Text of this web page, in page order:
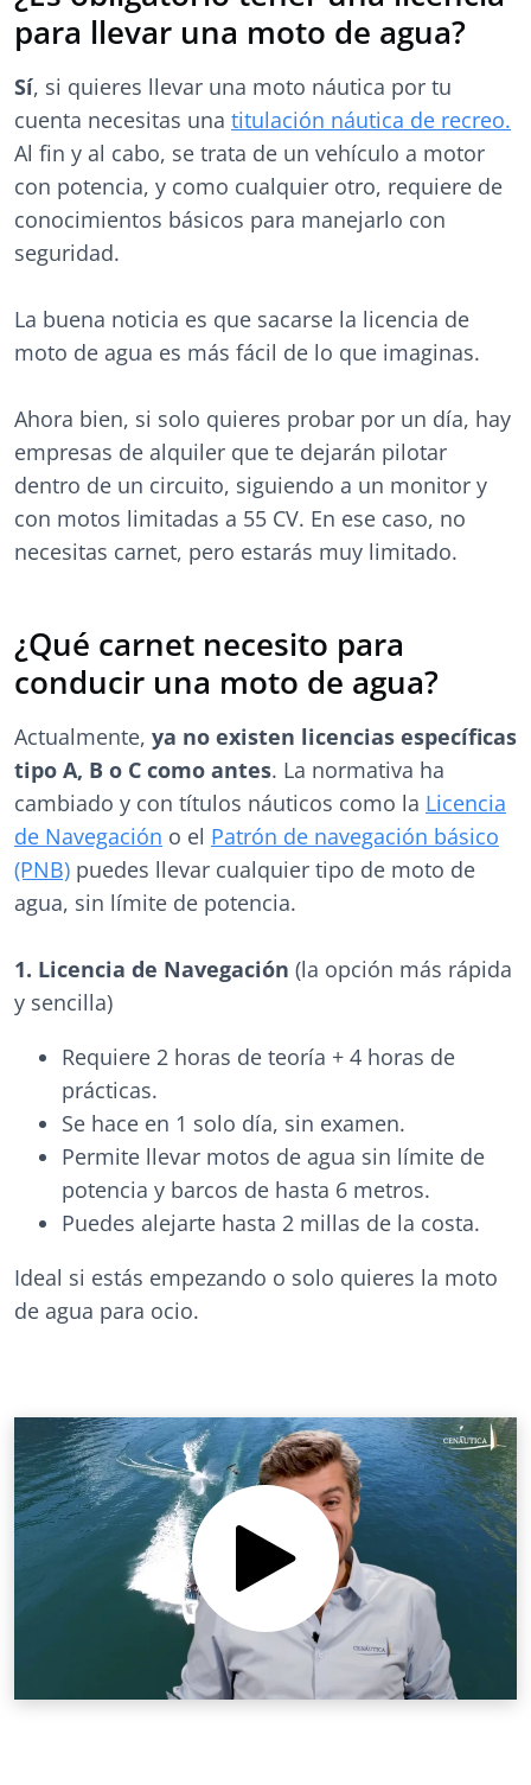
para llevar una moto de agua?
Sí, si quieres llevar una moto náutica por tu
cuenta necesitas una titulación náutica de recreo.
Al fin y al cabo, se trata de un vehículo a motor
con potencia, y como cualquier otro, requiere de
conocimientos básicos para manejarlo con
seguridad.
La buena noticia es que sacarse la licencia de
moto de agua es más fácil de lo que imaginas.
Ahora bien, si solo quieres probar por un día, hay
empresas de alquiler que te dejarán pilotar
dentro de un circuito, siguiendo a un monitor y
con motos limitadas a 55 CV. En ese caso, no
necesitas carnet, pero estarás muy limitado.
¿Qué carnet necesito para
conducir una moto de agua?
Actualmente, ya no existen licencias específicas
tipo A, B o C como antes. La normativa ha
cambiado y con títulos náuticos como la Licencia
de Navegación o el Patrón de navegación básico
(PNB) puedes llevar cualquier tipo de moto de
agua, sin límite de potencia.
1. Licencia de Navegación (la opción más rápida
y sencilla)
Requiere 2 horas de teoría + 4 horas de
prácticas.
Se hace en 1 solo día, sin examen.
Permite llevar motos de agua sin límite de
potencia y barcos de hasta 6 metros.
Puedes alejarte hasta 2 millas de la costa.
Ideal si estás empezando o solo quieres la moto
de agua para ocio.